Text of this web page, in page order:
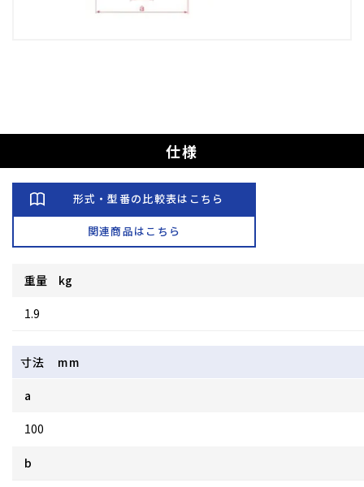
仕様
形式・型番の比較表はこちら
関連商品はこちら
重量 kg
1.9
寸法 mm
a
100
b